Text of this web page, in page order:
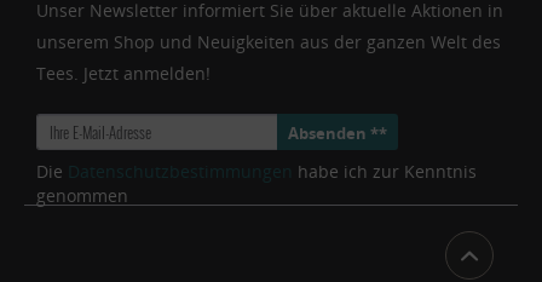
Unser Newsletter informiert Sie über aktuelle Aktionen in
unserem Shop und Neuigkeiten aus der ganzen Welt des
Tees. Jetzt anmelden!
Absenden **
Die
habe ich zur Kenntnis
genommen